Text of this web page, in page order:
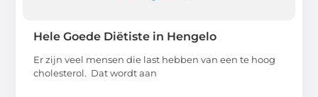
Hele Goede Diëtiste in Hengelo
Er zijn veel mensen die last hebben van een te hoog
cholesterol. Dat wordt aan